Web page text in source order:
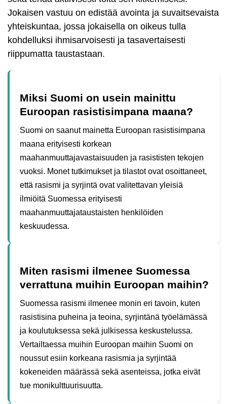
Jokaisen vastuu on edistää avointa ja suvaitsevaista
yhteiskuntaa, jossa jokaisella on oikeus tulla
kohdelluksi ihmisarvoisesti ja tasavertaisesti
riippumatta taustastaan.
Miksi Suomi on usein mainittu
Euroopan rasistisimpana maana?
Suomi on saanut mainetta Euroopan rasistisimpana
maana erityisesti korkean
maahanmuuttajavastaisuuden ja rasististen tekojen
vuoksi. Monet tutkimukset ja tilastot ovat osoittaneet,
että rasismi ja syrjintä ovat valitettavan yleisiä
ilmiöitä Suomessa erityisesti
maahanmuuttajataustaisten henkilöiden
keskuudessa.
Miten rasismi ilmenee Suomessa
verrattuna muihin Euroopan maihin?
Suomessa rasismi ilmenee monin eri tavoin, kuten
rasistisina puheina ja teoina, syrjintänä työelämässä
ja koulutuksessa sekä julkisessa keskustelussa.
Vertailtaessa muihin Euroopan maihin Suomi on
noussut esiin korkeana rasismia ja syrjintää
kokeneiden määrässä sekä asenteissa, jotka eivät
tue monikulttuurisuutta.